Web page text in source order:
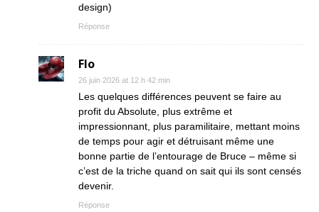
design)
Réponse
Flo
26 juin 2026 at 12 h 42 min
Les quelques différences peuvent se faire au
profit du Absolute, plus extrême et
impressionnant, plus paramilitaire, mettant moins
de temps pour agir et détruisant même une
bonne partie de l’entourage de Bruce – même si
c’est de la triche quand on sait qui ils sont censés
devenir.
Réponse